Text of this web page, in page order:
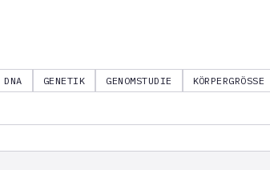
DNA GENETIK GENOMSTUDIE KÖRPERGRÖSSE